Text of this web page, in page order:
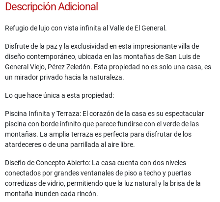
Descripción Adicional
Refugio de lujo con vista infinita al Valle de El General.
Disfrute de la paz y la exclusividad en esta impresionante villa de
diseño contemporáneo, ubicada en las montañas de San Luis de
General Viejo, Pérez Zeledón. Esta propiedad no es solo una casa, es
un mirador privado hacia la naturaleza.
Lo que hace única a esta propiedad:
Piscina Infinita y Terraza: El corazón de la casa es su espectacular
piscina con borde infinito que parece fundirse con el verde de las
montañas. La amplia terraza es perfecta para disfrutar de los
atardeceres o de una parrillada al aire libre.
Diseño de Concepto Abierto: La casa cuenta con dos niveles
conectados por grandes ventanales de piso a techo y puertas
corredizas de vidrio, permitiendo que la luz natural y la brisa de la
montaña inunden cada rincón.